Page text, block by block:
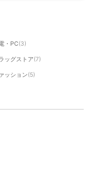
・PC(3)
ッグストア(7)
ッション(5)